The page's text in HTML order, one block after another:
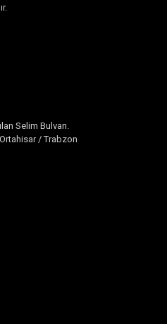
Selim Bulvarı.
/ Trabzon